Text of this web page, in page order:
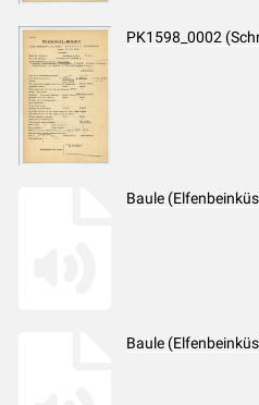
PK1598_0002
Baule
Baule